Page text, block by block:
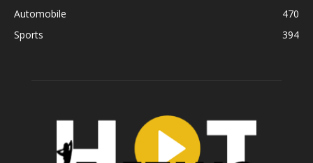
Automobile
470
Sports
394